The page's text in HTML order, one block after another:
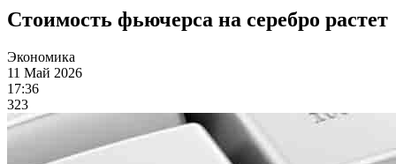
Стоимость фьючерса на серебро растет
Экономика
11 Май 2026
17:36
323